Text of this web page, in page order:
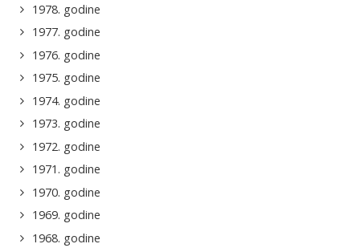
1978. godine
1977. godine
1976. godine
1975. godine
1974. godine
1973. godine
1972. godine
1971. godine
1970. godine
1969. godine
1968. godine